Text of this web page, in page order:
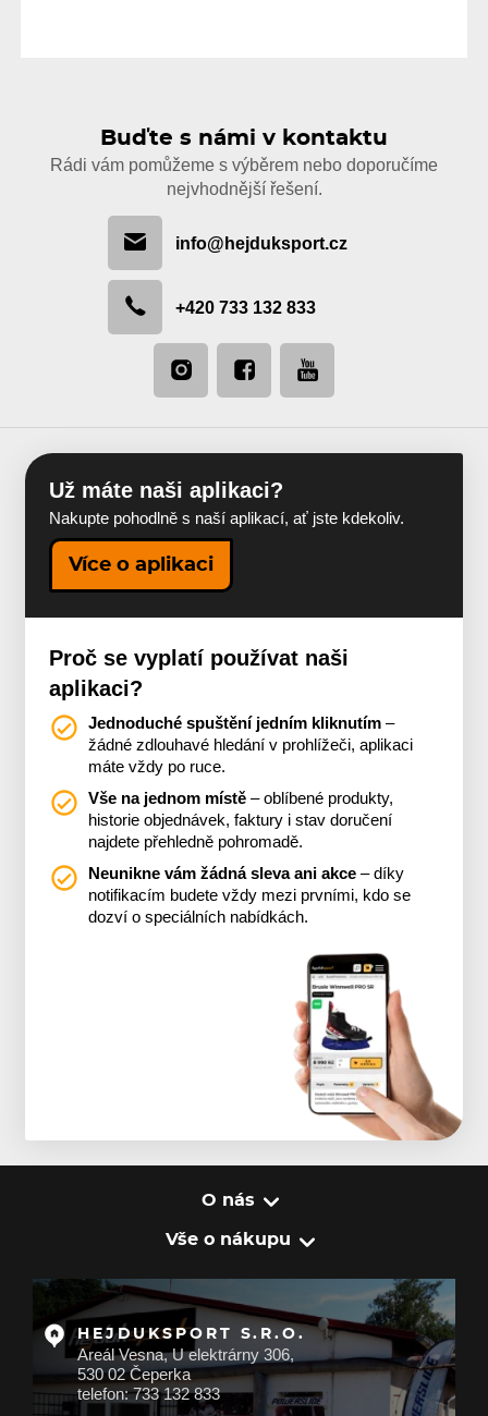
Buďte s námi v kontaktu
Rádi vám pomůžeme s výběrem nebo doporučíme
nejvhodnější řešení.
info@hejduksport.cz
+420 733 132 833
Už máte naši aplikaci?
Nakupte pohodlně s naší aplikací, ať jste kdekoliv.
Více o aplikaci
Proč se vyplatí používat naši
aplikaci?
Jednoduché spuštění jedním kliknutím –
žádné zdlouhavé hledání v prohlížeči, aplikaci
máte vždy po ruce.
Vše na jednom místě – oblíbené produkty,
historie objednávek, faktury i stav doručení
najdete přehledně pohromadě.
Neunikne vám žádná sleva ani akce – díky
notifikacím budete vždy mezi prvními, kdo se
dozví o speciálních nabídkách.
O nás
Vše o nákupu
HEJDUKSPORT S.R.O.
Areál Vesna, U elektrárny 306,
530 02 Čeperka
telefon: 733 132 833